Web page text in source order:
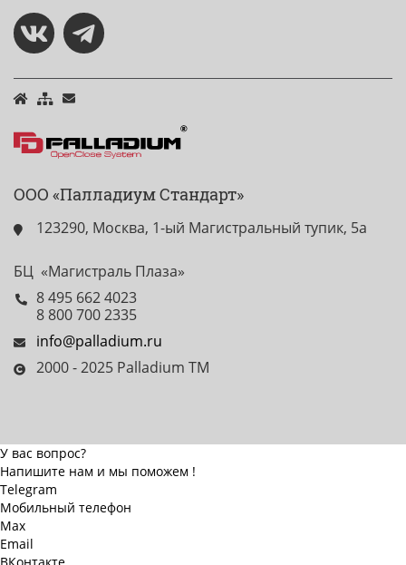
ООО «Палладиум Стандарт»
123290, Москва, 1-ый Магистральный тупик, 5а
БЦ «Магистраль Плаза»
8 495 662 4023
8 800 700 2335
info@palladium.ru
2000 - 2025 Palladium TM
У вас вопрос?
Напишите нам и мы поможем !
Telegram
Мобильный телефон
Max
Email